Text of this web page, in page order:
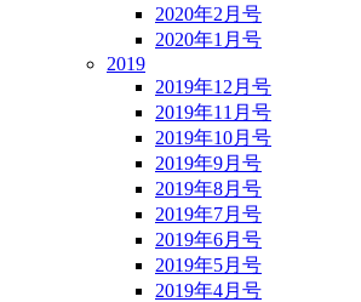
2020年2月号
2020年1月号
2019
2019年12月号
2019年11月号
2019年10月号
2019年9月号
2019年8月号
2019年7月号
2019年6月号
2019年5月号
2019年4月号